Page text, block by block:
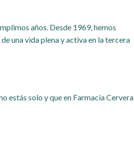
años. Desde 1969, hemos
una vida plena y activa en la tercera
estás solo y que en Farmacia Cervera